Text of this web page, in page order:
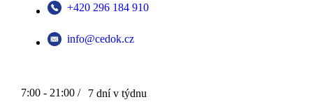
+420 296 184 910
info@cedok.cz
7:00 - 21:00 / 7 dní v týdnu